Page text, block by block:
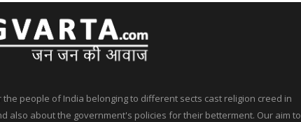
people of India belonging to different sects cast religion creed in
also about the government's policies for their betterment. Our aim to